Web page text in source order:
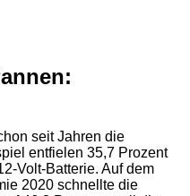
seit Jahren die
entfielen 35,7 Prozent
Volt-Batterie. Auf dem
2020 schnellte die